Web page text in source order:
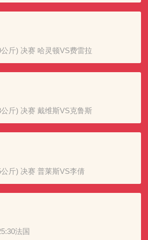
斤) 决赛 哈灵顿VS费雷拉
斤) 决赛 戴维斯VS克鲁斯
斤) 决赛 普莱斯VS李倩
法国